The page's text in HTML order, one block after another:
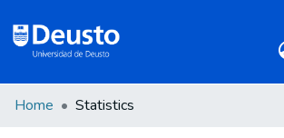
Home Statistics